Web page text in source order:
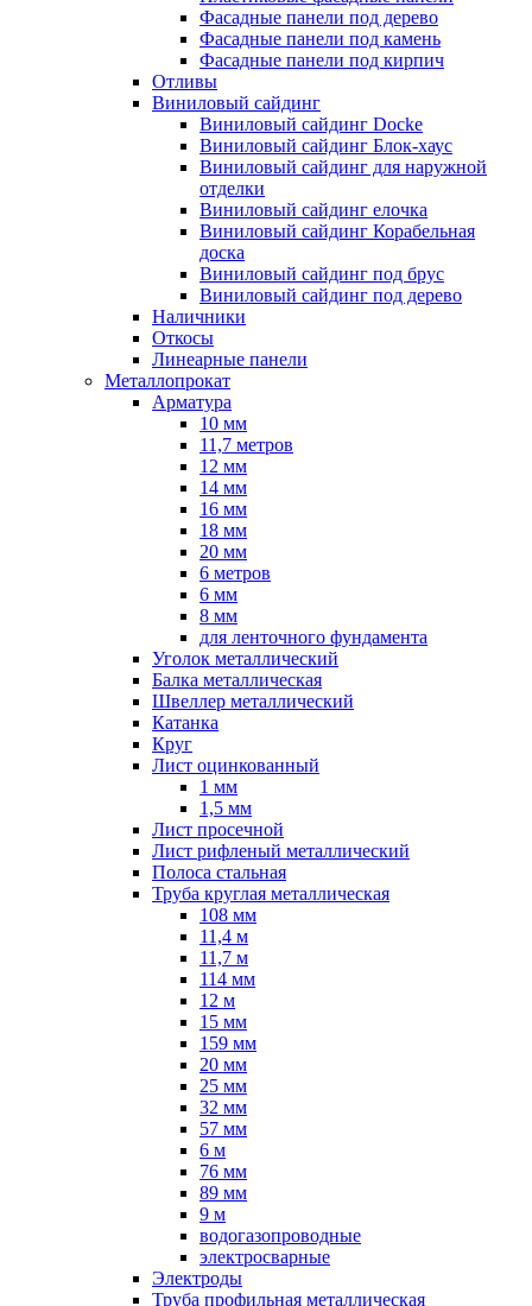
Фасадные панели под дерево
Фасадные панели под камень
Фасадные панели под кирпич
Отливы
Виниловый сайдинг
Виниловый сайдинг Docke
Виниловый сайдинг Блок-хаус
Виниловый сайдинг для наружной
отделки
Виниловый сайдинг елочка
Виниловый сайдинг Корабельная
доска
Виниловый сайдинг под брус
Виниловый сайдинг под дерево
Наличники
Откосы
Линеарные панели
Металлопрокат
Арматура
10 мм
11,7 метров
12 мм
14 мм
16 мм
18 мм
20 мм
6 метров
6 мм
8 мм
для ленточного фундамента
Уголок металлический
Балка металлическая
Швеллер металлический
Катанка
Круг
Лист оцинкованный
1 мм
1,5 мм
Лист просечной
Лист рифленый металлический
Полоса стальная
Труба круглая металлическая
108 мм
11,4 м
11,7 м
114 мм
12 м
15 мм
159 мм
20 мм
25 мм
32 мм
57 мм
6 м
76 мм
89 мм
9 м
водогазопроводные
электросварные
Электроды
Труба профильная металлическая